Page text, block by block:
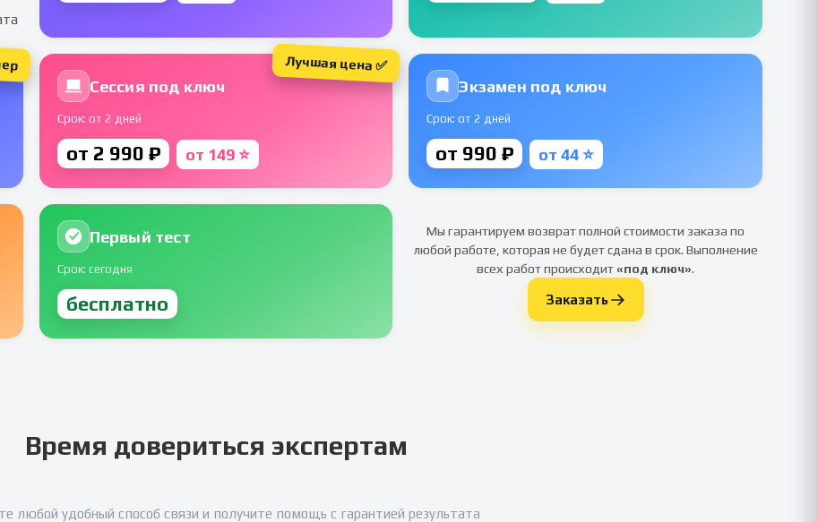
Сессия под ключ
Срок: от 2 дней
от 2 990 ₽ от 149 ⭐
Лучшая цена ✅
Экзамен под ключ
Срок: от 2 дней
от 990 ₽ от 44 ⭐
Первый тест
Срок: сегодня
бесплатно
Мы гарантируем возврат полной стоимости заказа по
любой работе, которая не будет сдана в срок. Выполнение
всех работ происходит«под ключ».
Заказать
Время довериться экспертам
любой удобный способ связи и получите помощь с гарантией результата